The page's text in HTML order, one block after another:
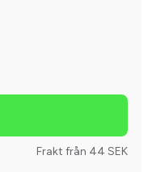
Frakt från 44 SEK